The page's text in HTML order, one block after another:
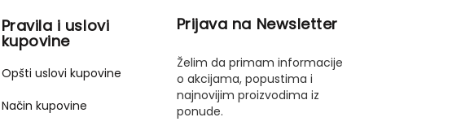
Pravila i uslovi
kupovine
Opšti uslovi kupovine
Način kupovine
Prijava na Newsletter
Želim da primam informacije
o akcijama, popustima i
najnovijim proizvodima iz
ponude.